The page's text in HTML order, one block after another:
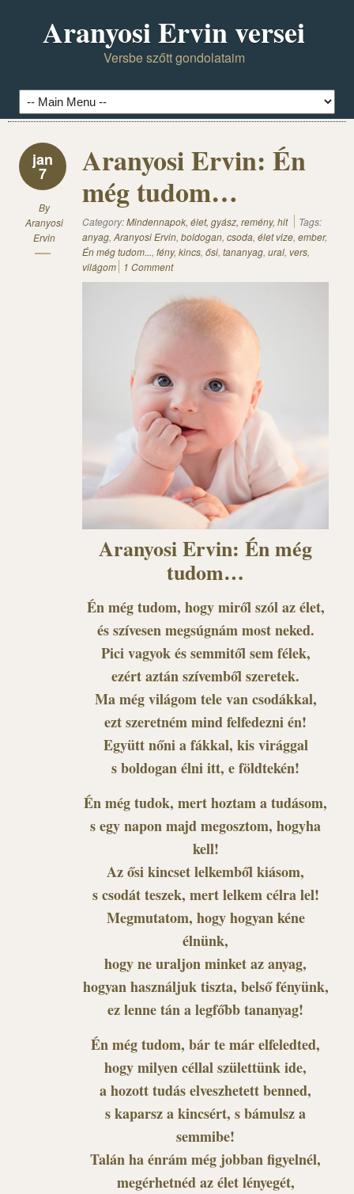
Aranyosi Ervin versei
Versbe szőtt gondolataim
jan
7
By
Aranyosi
Ervin
Aranyosi Ervin: Én
még tudom…
Category:Mindennapok, élet, gyász, remény, hit
Tags:
anyag, Aranyosi Ervin, boldogan, csoda, élet vize, ember,
Én még tudom..., fény, kincs, ősi, tananyag, ural, vers,
világom
1 Comment
Aranyosi Ervin: Én még
tudom…
Én még tudom, hogy miről szól az élet,
és szívesen megsúgnám most neked.
Pici vagyok és semmitől sem félek,
ezért aztán szívemből szeretek.
Ma még világom tele van csodákkal,
ezt szeretném mind felfedezni én!
Együtt nőni a fákkal, kis virággal
s boldogan élni itt, e földtekén!
Én még tudok, mert hoztam a tudásom,
s egy napon majd megosztom, hogyha
kell!
Az ősi kincset lelkemből kiásom,
s csodát teszek, mert lelkem célra lel!
Megmutatom, hogy hogyan kéne
élnünk,
hogy ne uraljon minket az anyag,
hogyan használjuk tiszta, belső fényünk,
ez lenne tán a legfőbb tananyag!
Én még tudom, bár te már elfeledted,
hogy milyen céllal születtünk ide,
a hozott tudás elveszhetett benned,
s kaparsz a kincsért, s bámulsz a
semmibe!
Talán ha énrám még jobban figyelnél,
megérhetnéd az élet lényegét,